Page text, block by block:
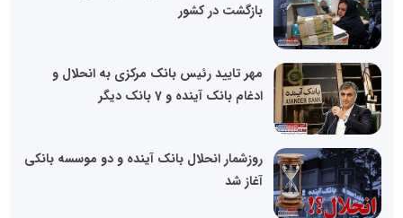
بازگشت در کشور
مهر تایید رئیس بانک مرکزی به انحلال و
ادغام بانک آینده و 7 بانک دیگر
روزشمار انحلال بانک آینده و دو موسسه بانکی
آغاز شد